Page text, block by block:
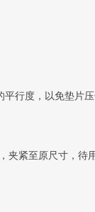
行度，以免垫片
紧至原尺寸，待用